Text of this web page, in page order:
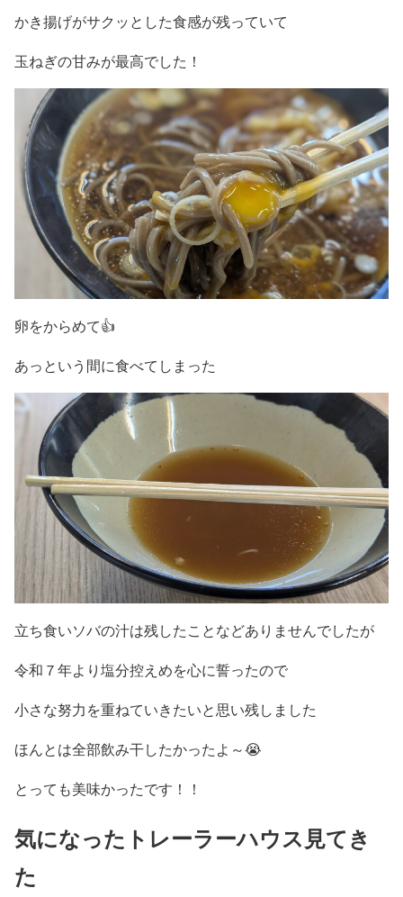
かき揚げがサクッとした食感が残っていて
玉ねぎの甘みが最高でした！
卵をからめて👍
あっという間に食べてしまった
立ち食いソバの汁は残したことなどありませんでしたが
令和７年より塩分控えめを心に誓ったので
小さな努力を重ねていきたいと思い残しました
ほんとは全部飲み干したかったよ～😭
とっても美味かったです！！
気になったトレーラーハウス見てき
た